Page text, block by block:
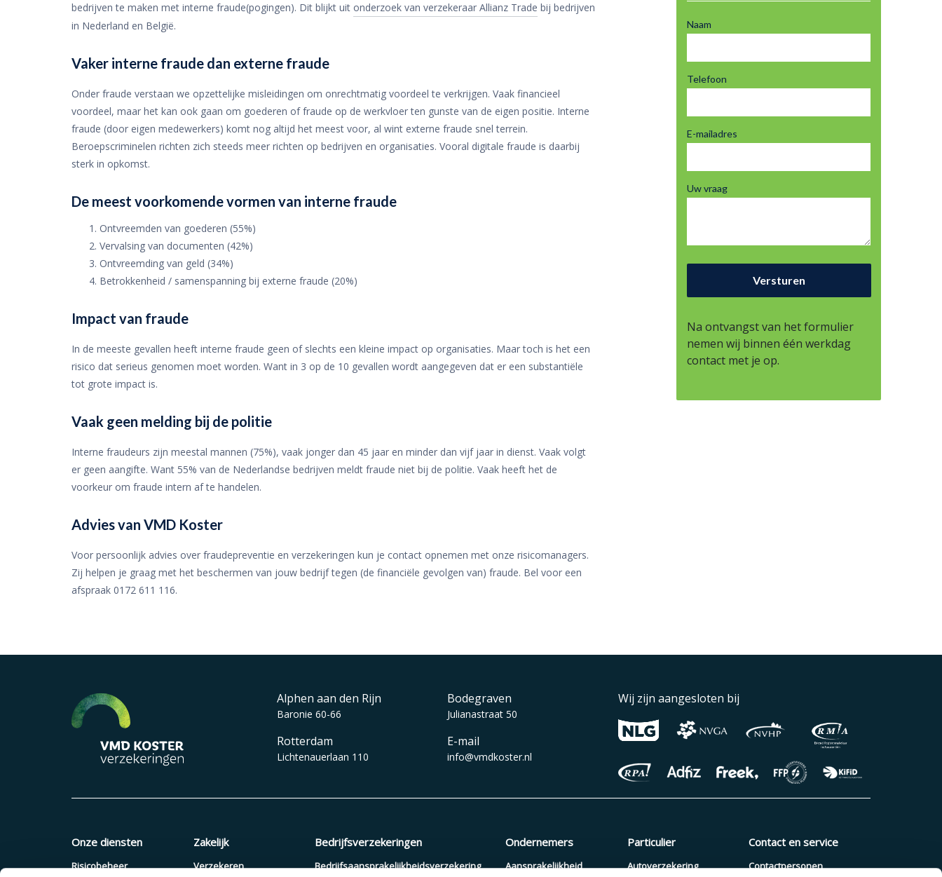
bedrijven te maken met interne fraude(pogingen). Dit blijkt uit onderzoek van verzekeraar Allianz Trade bij bedrijven
in Nederland en België.
Vaker interne fraude dan externe fraude
Onder fraude verstaan we opzettelijke misleidingen om onrechtmatig voordeel te verkrijgen. Vaak financieel
voordeel, maar het kan ook gaan om goederen of fraude op de werkvloer ten gunste van de eigen positie. Interne
fraude (door eigen medewerkers) komt nog altijd het meest voor, al wint externe fraude snel terrein.
Beroepscriminelen richten zich steeds meer richten op bedrijven en organisaties. Vooral digitale fraude is daarbij
sterk in opkomst.
De meest voorkomende vormen van interne fraude
Ontvreemden van goederen (55%)
Vervalsing van documenten (42%)
Ontvreemding van geld (34%)
Betrokkenheid / samenspanning bij externe fraude (20%)
Impact van fraude
In de meeste gevallen heeft interne fraude geen of slechts een kleine impact op organisaties. Maar toch is het een
risico dat serieus genomen moet worden. Want in 3 op de 10 gevallen wordt aangegeven dat er een substantiële
tot grote impact is.
Vaak geen melding bij de politie
Interne fraudeurs zijn meestal mannen (75%), vaak jonger dan 45 jaar en minder dan vijf jaar in dienst. Vaak volgt
er geen aangifte. Want 55% van de Nederlandse bedrijven meldt fraude niet bij de politie. Vaak heeft het de
voorkeur om fraude intern af te handelen.
Advies van VMD Koster
Voor persoonlijk advies over fraudepreventie en verzekeringen kun je contact opnemen met onze risicomanagers.
Zij helpen je graag met het beschermen van jouw bedrijf tegen (de financiële gevolgen van) fraude. Bel voor een
afspraak 0172 611 116.
Naam
Telefoon
E-mailadres
Uw vraag
Na ontvangst van het formulier
nemen wij binnen één werkdag
contact met je op.
Alphen aan den Rijn
Baronie 60-66
Rotterdam
Lichtenauerlaan 110
Bodegraven
Julianastraat 50
E-mail
info@vmdkoster.nl
Wij zijn aangesloten bij
Onze diensten
Risicobeheer
Zakelijk
Verzekeren
Bedrijfsverzekeringen
Bedrijfsaansprakelijkheidsverzekering
Ondernemers
Aansprakelijkheid
Particulier
Autoverzekering
Contact en service
Contactpersonen